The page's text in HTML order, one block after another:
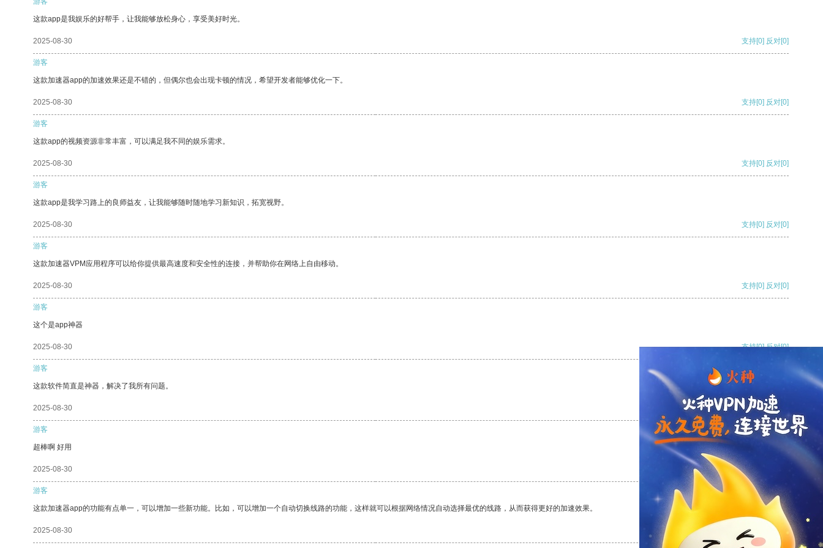
这款app是我娱乐的好帮手，让我能够放松身心，享受美好时光。
2025-08-30 支持[0] 反对[0]
游客
这款加速器app的加速效果还是不错的，但偶尔也会出现卡顿的情况，希望开发者能够优化一下。
2025-08-30 支持[0] 反对[0]
游客
这款app的视频资源非常丰富，可以满足我不同的娱乐需求。
2025-08-30 支持[0] 反对[0]
游客
这款app是我学习路上的良师益友，让我能够随时随地学习新知识，拓宽视野。
2025-08-30 支持[0] 反对[0]
游客
这款加速器VPM应用程序可以给你提供最高速度和安全性的连接，并帮助你在网络上自由移动。
2025-08-30 支持[0] 反对[0]
游客
这个是app神器
2025-08-30 支持[0] 反对[0]
游客
这款软件简直是神器，解决了我所有问题。
2025-08-30 支持[0] 反对
游客
超棒啊 好用
2025-08-30 支持
游客
这款加速器app的功能有点单一，可以增加一些新功能。比如，可以增加一个自动切换线路的功能，这样就可以根据网络情况自动选择最优的线路，从而获得更好的加速效果。
2025-08-30 支持 反对 [0]